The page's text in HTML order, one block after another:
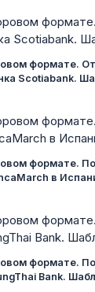
формате.
Scotiabank.
формате.
в
формате.
Bank.